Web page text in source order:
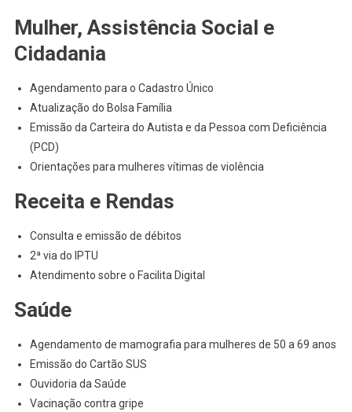
Mulher, Assistência Social e
Cidadania
Agendamento para o Cadastro Único
Atualização do Bolsa Família
Emissão da Carteira do Autista e da Pessoa com Deficiência
(PCD)
Orientações para mulheres vítimas de violência
Receita e Rendas
Consulta e emissão de débitos
2ª via do IPTU
Atendimento sobre o Facilita Digital
Saúde
Agendamento de mamografia para mulheres de 50 a 69 anos
Emissão do Cartão SUS
Ouvidoria da Saúde
Vacinação contra gripe